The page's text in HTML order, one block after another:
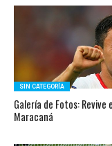
SIN CATEGORÍA
Galería de Fotos:
Maracaná